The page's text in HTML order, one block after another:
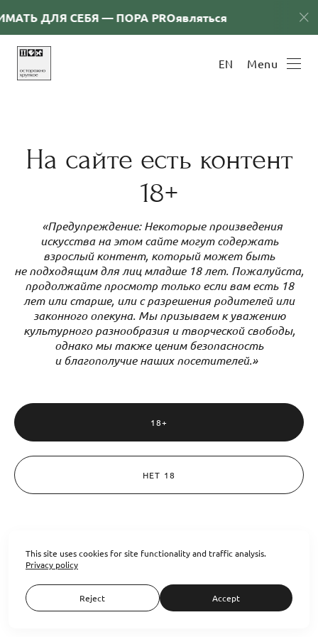
ДЛЯ СЕБЯ — ПОРА PRОявляться
EN Menu
Reproduction or distribution of these materials in any form may be carried
out only with the permission of the copyright holder © Legal Information.
Privacy policy
This site uses cookies for site functionality and traffic analysis.
Privacy policy
Reject Accept
На сайте есть контент
18+
«Предупреждение: Некоторые произведения
искусства на этом сайте могут содержать
взрослый контент, который может быть
не подходящим для лиц младше 18 лет. Пожалуйста,
продолжайте просмотр только если вам есть 18
лет или старше, или с разрешения родителей или
законного опекуна. Мы призываем к уважению
культурного разнообразия и творческой свободы,
однако мы также ценим безопасность
и благополучие наших посетителей.»
18+
НЕТ 18